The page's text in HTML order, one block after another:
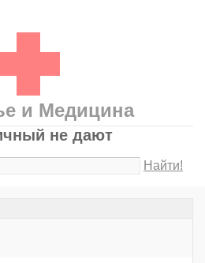
и Медицина
не дают
Найти!